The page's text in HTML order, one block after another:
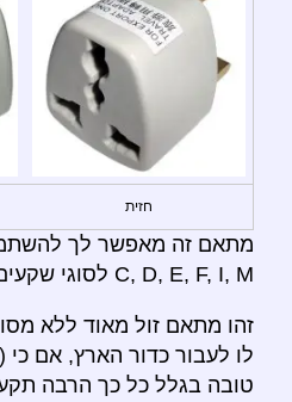
חזית
C, D, E, F, I, M לסוגי שקעים: G.
זהו מתאם זול מאוד ללא
לו לעבור כדור הארץ, אם
טובה בגלל כל כך הרבה